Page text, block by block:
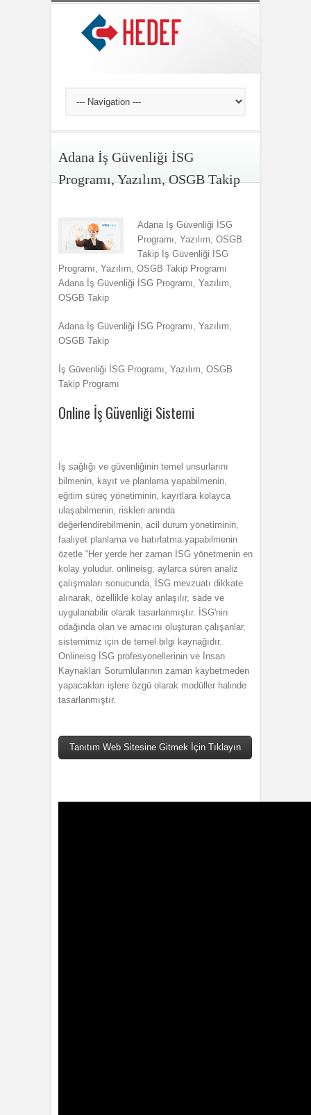
Adana İş Güvenliği İSG
Programı, Yazılım, OSGB Takip
Adana İş Güvenliği İSG
Programı, Yazılım, OSGB
Takip İş Güvenliği İSG
Programı, Yazılım, OSGB Takip Programı
Adana İş Güvenliği İSG Programı, Yazılım,
OSGB Takip
Adana İş Güvenliği İSG Programı, Yazılım,
OSGB Takip
İş Güvenliği İSG Programı, Yazılım, OSGB
Takip Programı
Online İş Güvenliği Sistemi
İş sağlığı ve güvenliğinin temel unsurlarını
bilmenin, kayıt ve planlama yapabilmenin,
eğitim süreç yönetiminin, kayıtlara kolayca
ulaşabilmenin, riskleri anında
değerlendirebilmenin, acil durum yönetiminin,
faaliyet planlama ve hatırlatma yapabilmenin
özetle “Her yerde her zaman İSG yönetmenin en
kolay yoludur. onlineisg; aylarca süren analiz
çalışmaları sonucunda, İSG mevzuatı dikkate
alınarak, özellikle kolay anlaşılır, sade ve
uygulanabilir olarak tasarlanmıştır. İSG'nin
odağında olan ve amacını oluşturan çalışanlar,
sistemimiz için de temel bilgi kaynağıdır.
Onlineisg İSG profesyonellerinin ve İnsan
Kaynakları Sorumlularının zaman kaybetmeden
yapacakları işlere özgü olarak modüller halinde
tasarlanmıştır.
Tanıtım Web Sitesine Gitmek İçin Tıklayın